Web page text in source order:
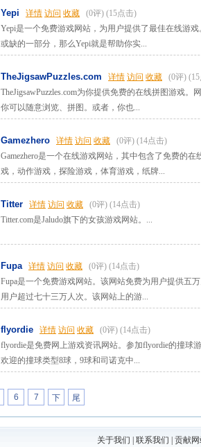
Yepi 详情 访问 收藏 (0评) (15点击)
Yepi是一个免费游戏网站，为用户提供了最佳在线游
或缺的一部分，那么Yepi就是帮助你实...
TheJigsawPuzzles.com 详情 访问 收藏 (0评)
TheJigsawPuzzles.com为你提供免费的在线拼图游戏
你可以随意浏览、拼图。或者，你也...
Gamezhero 详情 访问 收藏 (0评) (14点击)
Gamezhero是一个在线游戏网站，其中包含了免费的
戏，动作游戏，探险游戏，体育游戏，纸牌...
Titter 详情 访问 收藏 (0评) (14点击)
Titter.com是Jaludo旗下的女孩游戏网站。...
Fupa 详情 访问 收藏 (0评) (14点击)
Fupa是一个免费游戏网站。该网站免费为用户提供五
用户超过七十三万人次。该网站上的游...
flyordie 详情 访问 收藏 (0评) (14点击)
flyordie是免费网上游戏资讯网站。参加flyordie的撞球
欢迎的撞球类型8球，9球和司诺克中...
6 7
下
尾
关于我们 联系我们 贡献